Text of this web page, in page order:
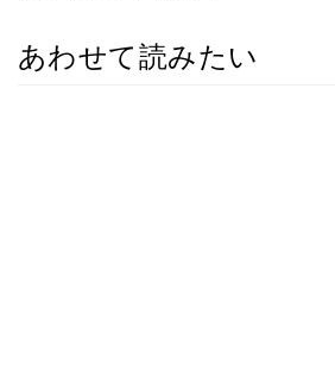
あわせて読みたい